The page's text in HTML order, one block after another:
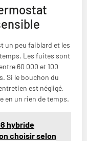
un peu faiblard et les
Les fuites sont
60 000 et 100
Si le bouchon du
est négligé,
en un rien de temps.
hybride
choisir selon